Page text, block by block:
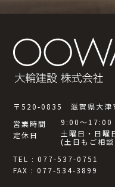
〒520-0835 滋賀県大津
営業時間
9:00～17:00
定休日
土曜日・日曜
(土日もご相
TEL : 077-537-
FAX : 077-534-3899